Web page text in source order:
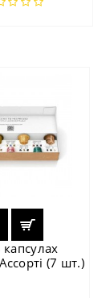
(7 шт.)